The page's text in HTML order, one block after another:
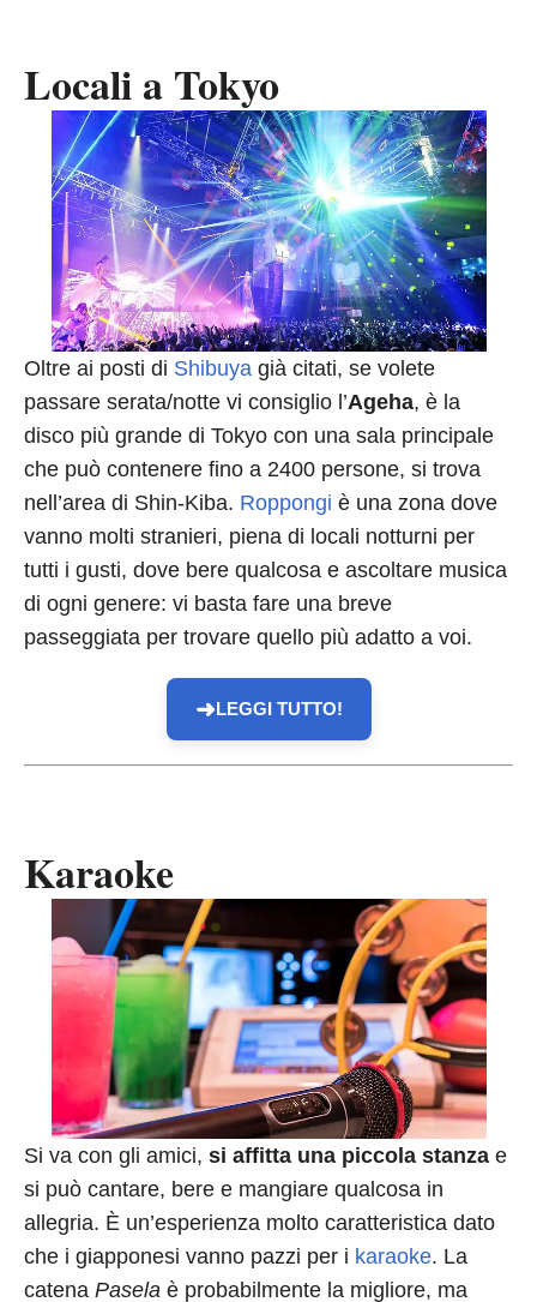
Locali a Tokyo
Oltre ai posti di Shibuya già citati, se volete
passare serata/notte vi consiglio l’Ageha, è la
disco più grande di Tokyo con una sala principale
che può contenere fino a 2400 persone, si trova
nell’area di Shin-Kiba. Roppongi è una zona dove
vanno molti stranieri, piena di locali notturni per
tutti i gusti, dove bere qualcosa e ascoltare musica
di ogni genere: vi basta fare una breve
passeggiata per trovare quello più adatto a voi.
➜LEGGI TUTTO!
Karaoke
Si va con gli amici, si affitta una piccola stanza e
si può cantare, bere e mangiare qualcosa in
allegria. È un’esperienza molto caratteristica dato
che i giapponesi vanno pazzi per i karaoke. La
catena Pasela è probabilmente la migliore, ma